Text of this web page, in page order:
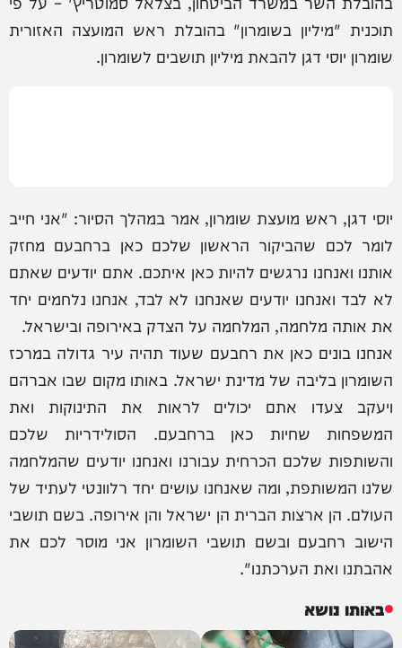
תוכנית "מיליון בשומרון" בהובלת ראש המועצה האזורית
שומרון יוסי דגן להבאת מיליון תושבים לשומרון.
יוסי דגן, ראש מועצת שומרון, אמר במהלך הסיור: "אני חייב
לומר לכם שהביקור הראשון שלכם כאן ברחבעם מחזק
אותנו ואנחנו נרגשים להיות כאן איתכם. אתם יודעים שאתם
לא לבד ואנחנו יודעים שאנחנו לא לבד, אנחנו נלחמים יחד
את אותה מלחמה, המלחמה על הצדק באירופה ובישראל.
אנחנו בונים כאן את רחבעם שעוד תהיה עיר גדולה במרכז
השומרון בליבה של מדינת ישראל. באותו מקום שבו אברהם
ויעקב צעדו אתם יכולים לראות את התינוקות ואת
המשפחות שחיות כאן ברחבעם. הסולידריות שלכם
והשותפות שלכם הכרחית עבורנו ואנחנו יודעים שהמלחמה
שלנו המשותפת, ומה שאנחנו עושים יחד רלוונטי לעתיד של
העולם. הן ארצות הברית הן ישראל והן אירופה. בשם תושבי
הישוב רחבעם ובשם תושבי השומרון אני מוסר לכם את
אהבתנו ואת הערכתנו".
באותו נושא